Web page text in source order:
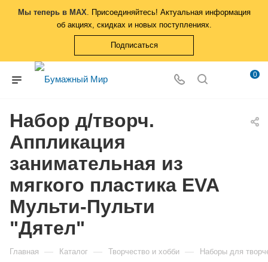
Мы теперь в MAX. Присоединяйтесь! Актуальная информация
об акциях, скидках и новых поступлениях.
Подписаться
0
Набор д/творч.
Аппликация
занимательная из
мягкого пластика EVA
Мульти-Пульти
"Дятел"
Главная — Каталог — Творчество и хобби — Наборы для